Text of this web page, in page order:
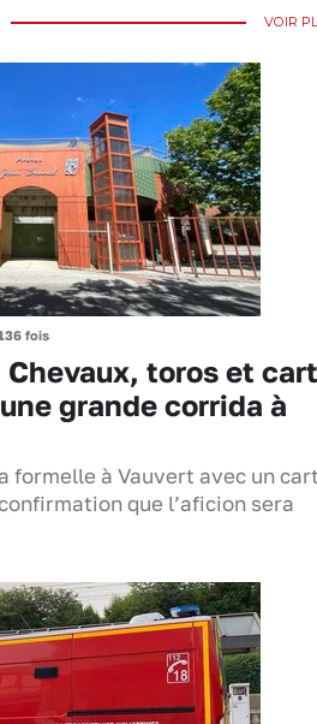
VOIR
fois
Chevaux, toros et
grande corrida à
formelle à Vauvert avec un
que l’aficion sera